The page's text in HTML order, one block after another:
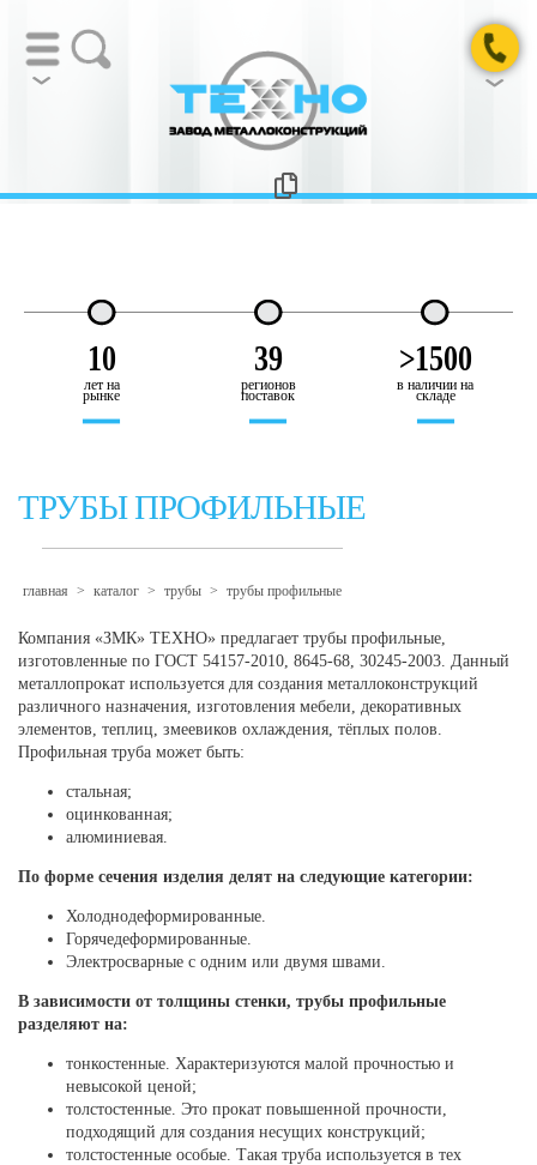
10
лет на
рынке
39
регионов
поставок
>1500
в наличии на
складе
ТРУБЫ ПРОФИЛЬНЫЕ
главная > каталог > трубы > трубы профильные
Компания «ЗМК» ТЕХНО» предлагает трубы профильные,
изготовленные по ГОСТ 54157-2010, 8645-68, 30245-2003. Данный
металлопрокат используется для создания металлоконструкций
различного назначения, изготовления мебели, декоративных
элементов, теплиц, змеевиков охлаждения, тёплых полов.
Профильная труба может быть:
стальная;
оцинкованная;
алюминиевая.
По форме сечения изделия делят на следующие категории:
Холоднодеформированные.
Горячедеформированные.
Электросварные с одним или двумя швами.
В зависимости от толщины стенки, трубы профильные
разделяют на:
тонкостенные. Характеризуются малой прочностью и
невысокой ценой;
толстостенные. Это прокат повышенной прочности,
подходящий для создания несущих конструкций;
толстостенные особые. Такая труба используется в тех